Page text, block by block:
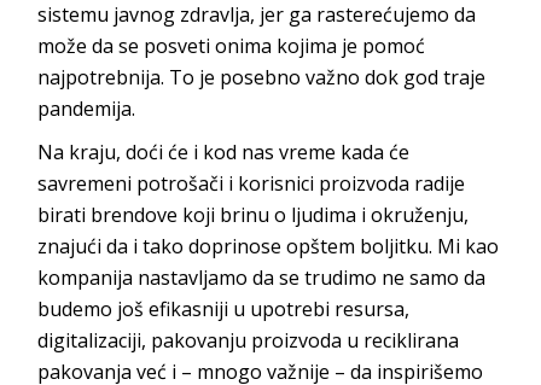
sistemu javnog zdravlja, jer ga rasterećujemo da
može da se posveti onima kojima je pomoć
najpotrebnija. To je posebno važno dok god traje
pandemija.
Na kraju, doći će i kod nas vreme kada će
savremeni potrošači i korisnici proizvoda radije
birati brendove koji brinu o ljudima i okruženju,
znajući da i tako doprinose opštem boljitku. Mi kao
kompanija nastavljamo da se trudimo ne samo da
budemo još efikasniji u upotrebi resursa,
digitalizaciji, pakovanju proizvoda u reciklirana
pakovanja već i – mnogo važnije – da inspirišemo